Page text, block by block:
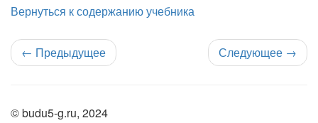
Вернуться к содержанию учебника
← Предыдущее Следующее →
© budu5-g.ru, 2024